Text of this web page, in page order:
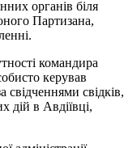
органів біля
Партизана,
командира
керував
свідків,
дій в Авдіївці,